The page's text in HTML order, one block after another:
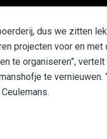
dus we zitten
projecten voor en
te organiseren”,
te